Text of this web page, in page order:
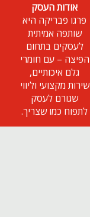
אודות העסק
פרגו פבריקה היא
שותפה אמיתית
לעסקים בתחום
הפיצה – עם חומרי
גלם איכותיים,
שירות מקצועי וליווי
שגורם לעסק
לתפוח כמו שצריך.